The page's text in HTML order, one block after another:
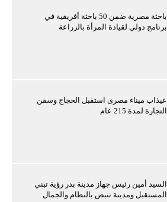
باحثة مصرية ضمن 50 باحثة أفريقية في
برنامج دولي لقيادة المرأة بالزراعة
عيذاب ميناء مصرى استقبل الحجاج وسفن
التجارة لمدة 215 عام
السيد أمين رئيس جهاز مدينة بدر رؤية تبني
المستقبل ومدينة تنبض بالنظام والجمال